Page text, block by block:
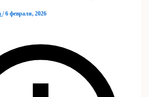
/6 февраля, 2026